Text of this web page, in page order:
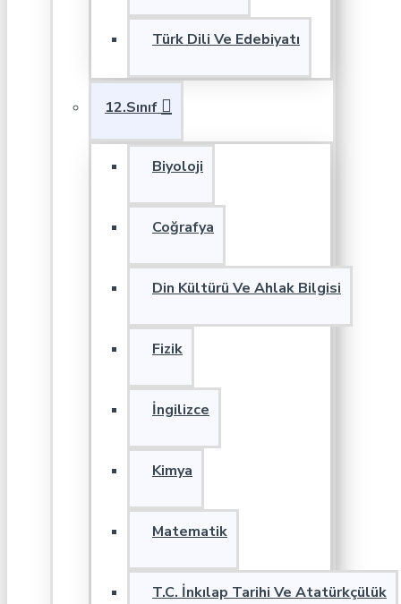
Türk Dili Ve Edebiyatı
12.Sınıf
Biyoloji
Coğrafya
Din Kültürü Ve Ahlak Bilgisi
Fizik
İngilizce
Kimya
Matematik
T.C. İnkılap Tarihi Ve Atatürkçülük